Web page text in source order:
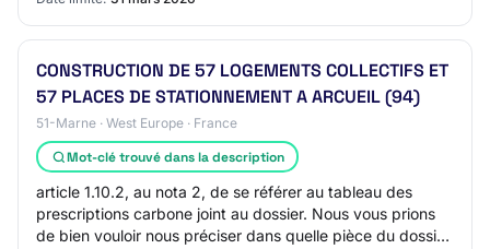
CONSTRUCTION DE 57 LOGEMENTS COLLECTIFS ET
57 PLACES DE STATIONNEMENT A ARCUEIL (94)
51-Marne · West Europe · France
Mot-clé trouvé dans la description
article 1.10.2, au nota 2, de se référer au tableau des
prescriptions carbone joint au dossier. Nous vous prions
de bien vouloir nous préciser dans quelle pièce du dossier